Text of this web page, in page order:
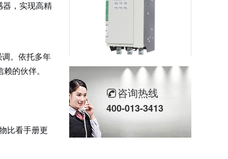
器，实现高精
。依托多年
的伙伴。
比看手册更
三相SH高端调功器25~2000A
咨询热线
400-013-3413